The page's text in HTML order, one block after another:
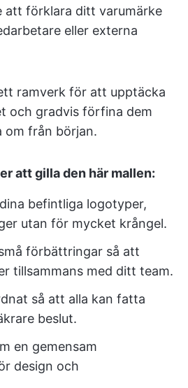
att förklara ditt varumärke
eller externa
ramverk för att upptäcka
och gradvis förfina dem
om från början.
att gilla den här mallen:
befintliga logotyper,
utan för mycket krångel.
förbättringar så att
tillsammans med ditt team.
så att alla kan fatta
beslut.
en gemensam
design och